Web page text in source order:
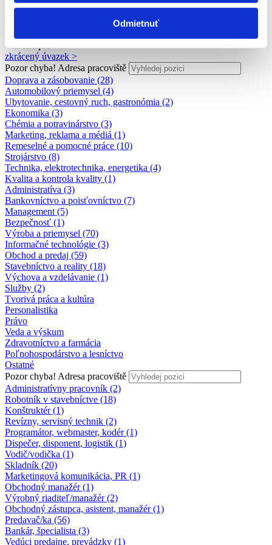
Odmietnuť
srpen 2026 na pracovnom portáli fajn-praca.sk
Vhodné pre
zkrácený úvazek >
Pozor chyba! Adresa pracoviště
Doprava a zásobovanie (28)
Automobilový priemysel (4)
Ubytovanie, cestovný ruch, gastronómia (2)
Ekonomika (3)
Chémia a potravinárstvo (3)
Marketing, reklama a médiá (1)
Remeselné a pomocné práce (10)
Strojárstvo (8)
Technika, elektrotechnika, energetika (4)
Kvalita a kontrola kvality (1)
Administratíva (3)
Bankovníctvo a poisťovníctvo (7)
Management (5)
Bezpečnosť (1)
Výroba a priemysel (70)
Informačné technológie (3)
Obchod a predaj (59)
Stavebníctvo a reality (18)
Výchova a vzdelávanie (1)
Služby (2)
Tvorivá práca a kultúra
Personalistika
Právo
Veda a výskum
Zdravotníctvo a farmácia
Poľnohospodárstvo a lesníctvo
Ostatné
Pozor chyba! Adresa pracoviště
Administratívny pracovník (2)
Robotník v stavebníctve (18)
Konštruktér (1)
Revízny, servisný technik (2)
Programátor, webmaster, kodér (1)
Dispečer, disponent, logistik (1)
Vodič/vodička (1)
Skladník (20)
Marketingová komunikácia, PR (1)
Obchodný manažér (1)
Výrobný riaditeľ/manažér (2)
Obchodný zástupca, asistent, manažér (1)
Predavač/ka (56)
Bankár, špecialista (3)
Vedúci predajne, prevádzky (1)